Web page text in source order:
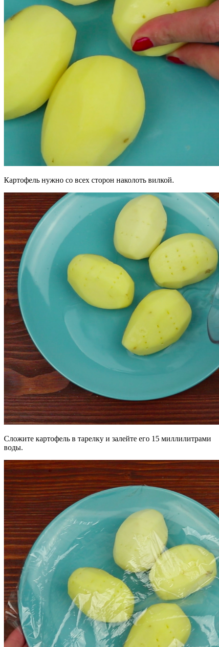
Картофель нужно со всех сторон наколоть вилкой.
Сложите картофель в тарелку и залейте его 15 миллилитрами
воды.